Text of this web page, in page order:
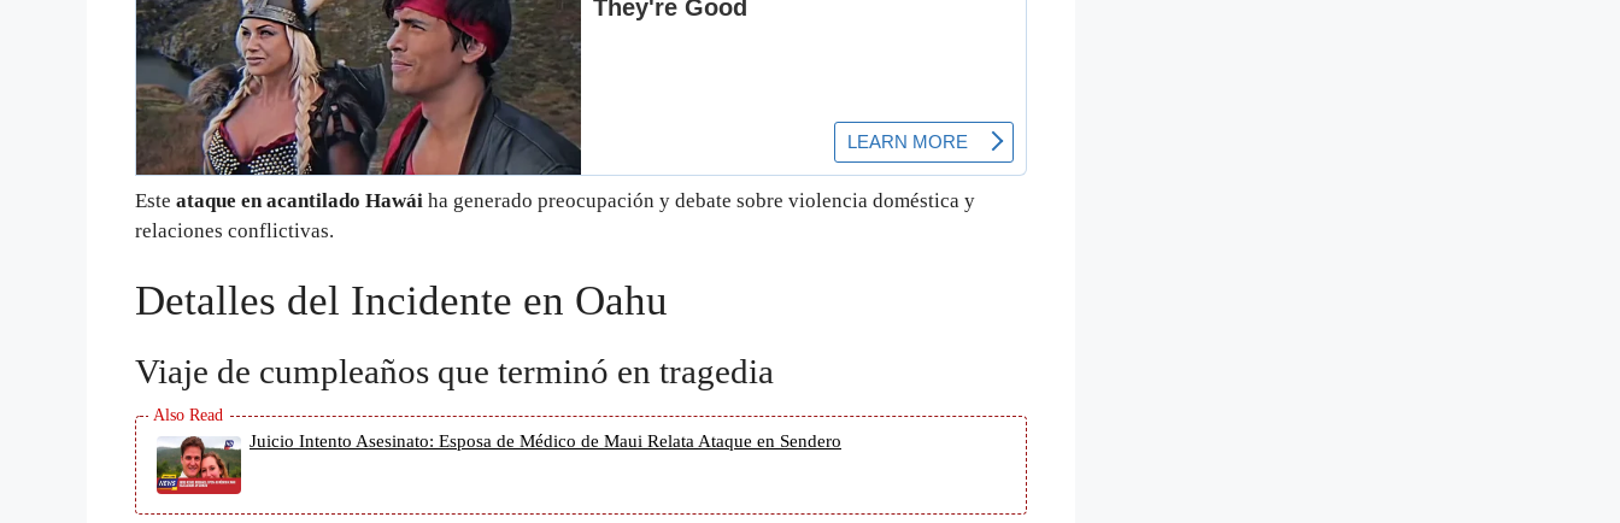
Este ataque en acantilado Hawái ha generado preocupación y debate sobre violencia doméstica y
relaciones conflictivas.
Detalles del Incidente en Oahu
Viaje de cumpleaños que terminó en tragedia
Juicio Intento Asesinato: Esposa de Médico de Maui Relata Ataque en Sendero